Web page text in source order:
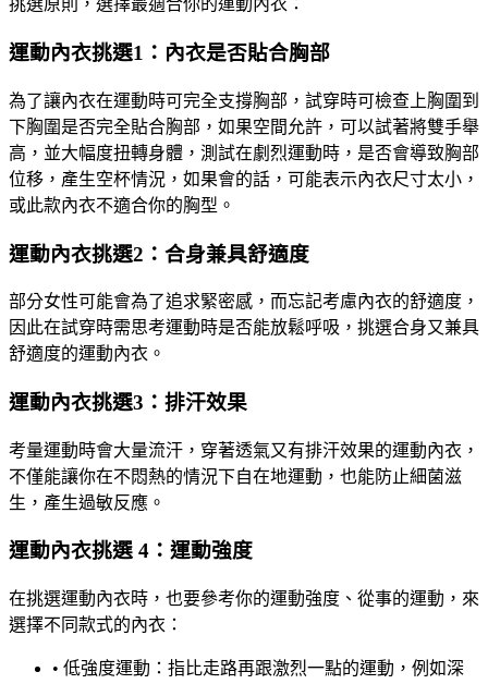
挑選原則，選擇最適合你的運動內衣：
運動內衣挑選1：內衣是否貼合胸部
為了讓內衣在運動時可完全支撐胸部，試穿時可檢查上胸圍到
下胸圍是否完全貼合胸部，如果空間允許，可以試著將雙手舉
高，並大幅度扭轉身體，測試在劇烈運動時，是否會導致胸部
位移，產生空杯情況，如果會的話，可能表示內衣尺寸太小，
或此款內衣不適合你的胸型。
運動內衣挑選2：合身兼具舒適度
部分女性可能會為了追求緊密感，而忘記考慮內衣的舒適度，
因此在試穿時需思考運動時是否能放鬆呼吸，挑選合身又兼具
舒適度的運動內衣。
運動內衣挑選3：排汗效果
考量運動時會大量流汗，穿著透氣又有排汗效果的運動內衣，
不僅能讓你在不悶熱的情況下自在地運動，也能防止細菌滋
生，產生過敏反應。
運動內衣挑選 4：運動強度
在挑選運動內衣時，也要參考你的運動強度、從事的運動，來
選擇不同款式的內衣：
• 低強度運動：指比走路再跟激烈一點的運動，例如深